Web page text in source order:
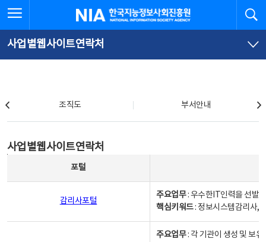
문
로
가
체
뉴
바
가
한국지능정보사회진흥원
사업별웹사이트연락처
조직도 부서안내
사업별웹사이트연락처
포털
감리사포털
주요업무: 우수한IT인력을 선발
핵심키워드: 정보시스템감리사,
주요업무: 각 기관이 생성 및 보